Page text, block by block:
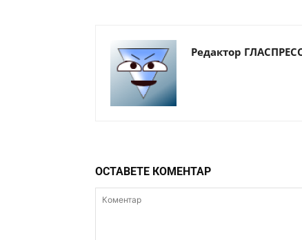
Редактор
ОСТАВЕТЕ КОМЕНТАР